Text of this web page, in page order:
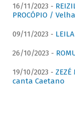
16/11/2023 -
PROCÓPIO /
09/11/2023 -
26/10/2023 -
19/10/2023 -
canta Caetano